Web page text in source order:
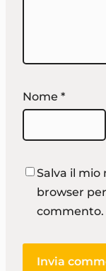
Nome *
Salva il mio
browser
commento.